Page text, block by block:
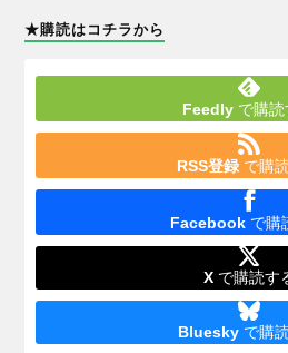
★購読はコチラから
Feedly で購読
RSS登録 で購
Facebook で購
Xで購読す
Blueskyで購